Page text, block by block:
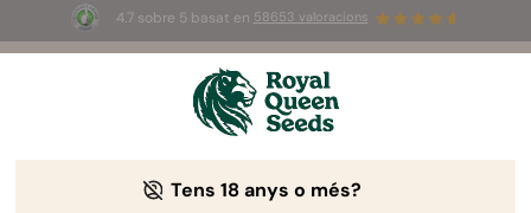
4.7 sobre 5 basat en 58653 valoracions
Summer Sales: ¡Hasta un 50%
de descuento! ⏤
Luke Sumpter Tens 18 anys o més?